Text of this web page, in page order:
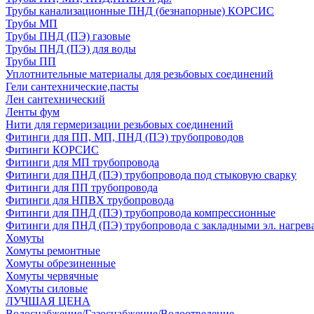
Трубы канализационные ПНД (безнапорные) КОРСИС
Трубы МП
Трубы ПНД (ПЭ) газовые
Трубы ПНД (ПЭ) для воды
Трубы ПП
Уплотнительные материалы для резьбовых соединений
Гели сантехнические,пасты
Лен сантехнический
Ленты фум
Нити для гермеризации резьбовых соединений
Фитинги для ПП, МП, ПНД (ПЭ) трубопроводов
Фитинги КОРСИС
Фитинги для МП трубопровода
Фитинги для ПНД (ПЭ) трубопровода под стыковую сварку
Фитинги для ПП трубопровода
Фитинги для НПВХ трубопровода
Фитинги для ПНД (ПЭ) трубопровода компрессионные
Фитинги для ПНД (ПЭ) трубопровода с закладными эл.
Хомуты
Хомуты ремонтные
Хомуты обрезиненные
Хомуты червячные
Хомуты силовые
ЛУЧШАЯ ЦЕНА